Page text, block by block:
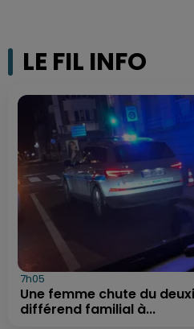
LE FIL INFO
7h05
Une femme chute du
différend familial à...